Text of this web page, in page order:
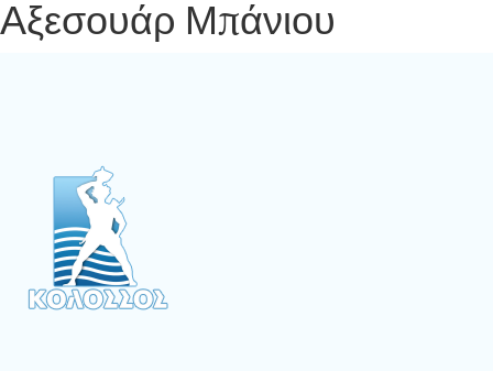
Αξεσουάρ Μπάνιου